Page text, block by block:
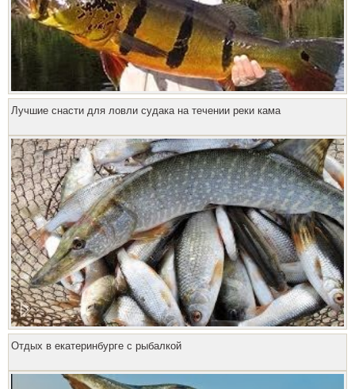
Лучшие снасти для ловли судака на течении реки кама
Отдых в екатеринбурге с рыбалкой